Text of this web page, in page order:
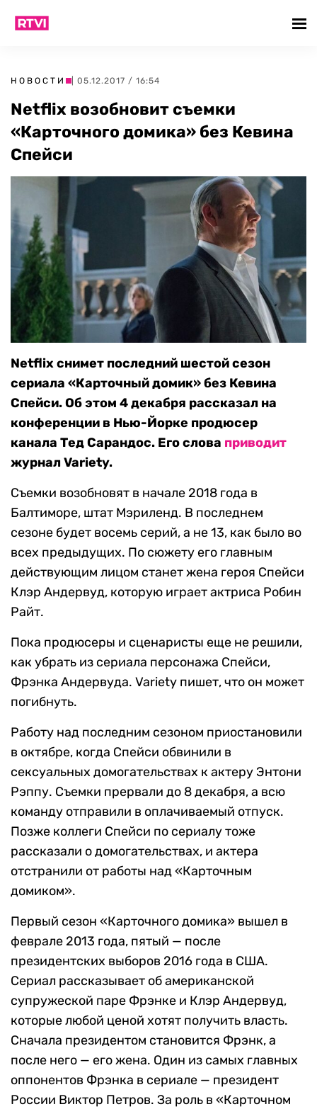
НОВОСТИ | 05.12.2017 / 16:54
Netflix возобновит съемки
«Карточного домика» без Кевина
Спейси
Netflix снимет последний шестой сезон
сериала «Карточный домик» без Кевина
Спейси. Об этом 4 декабря рассказал на
конференции в Нью-Йорке продюсер
канала Тед Сарандос. Его слова приводит
журнал Variety.
Съемки возобновят в начале 2018 года в
Балтиморе, штат Мэриленд. В последнем
сезоне будет восемь серий, а не 13, как было во
всех предыдущих. По сюжету его главным
действующим лицом станет жена героя Спейси
Клэр Андервуд, которую играет актриса Робин
Райт.
Пока продюсеры и сценаристы еще не решили,
как убрать из сериала персонажа Спейси,
Фрэнка Андервуда. Variety пишет, что он может
погибнуть.
Работу над последним сезоном приостановили
в октябре, когда Спейси обвинили в
сексуальных домогательствах к актеру Энтони
Рэппу. Съемки прервали до 8 декабря, а всю
команду отправили в оплачиваемый отпуск.
Позже коллеги Спейси по сериалу тоже
рассказали о домогательствах, и актера
отстранили от работы над «Карточным
домиком».
Первый сезон «Карточного домика» вышел в
феврале 2013 года, пятый — после
президентских выборов 2016 года в США.
Сериал рассказывает об американской
супружеской паре Фрэнке и Клэр Андервуд,
которые любой ценой хотят получить власть.
Сначала президентом становится Фрэнк, а
после него — его жена. Один из самых главных
оппонентов Фрэнка в сериале — президент
России Виктор Петров. За роль в «Карточном